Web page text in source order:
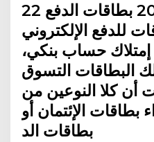
22 نيسان (إبريل) 2019 بطاقات الدفع
للدفع الإلكتروني
حساب بنكي،
البطاقات التسوق
أن كلا النوعين من
بطاقات الإئتمان أو
بطاقات الد